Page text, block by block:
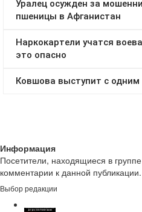
Информация
Посетители, находящиеся в группе
комментарии к данной публикации.
Выбор редакции